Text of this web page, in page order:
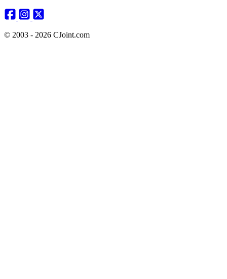
© 2003 - 2026 CJoint.com